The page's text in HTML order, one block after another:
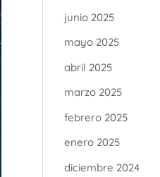
junio 2025
mayo 2025
abril 2025
marzo 2025
febrero 2025
enero 2025
diciembre 2024